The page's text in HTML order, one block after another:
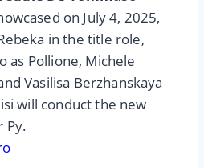
on July 4, 2025,
in the title role,
as Pollione, Michele
Vasilisa Berzhanskaya
will conduct the new
Py.